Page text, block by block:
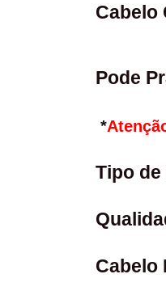
Cabelo
Pode
*
Tipo de
Cabelo